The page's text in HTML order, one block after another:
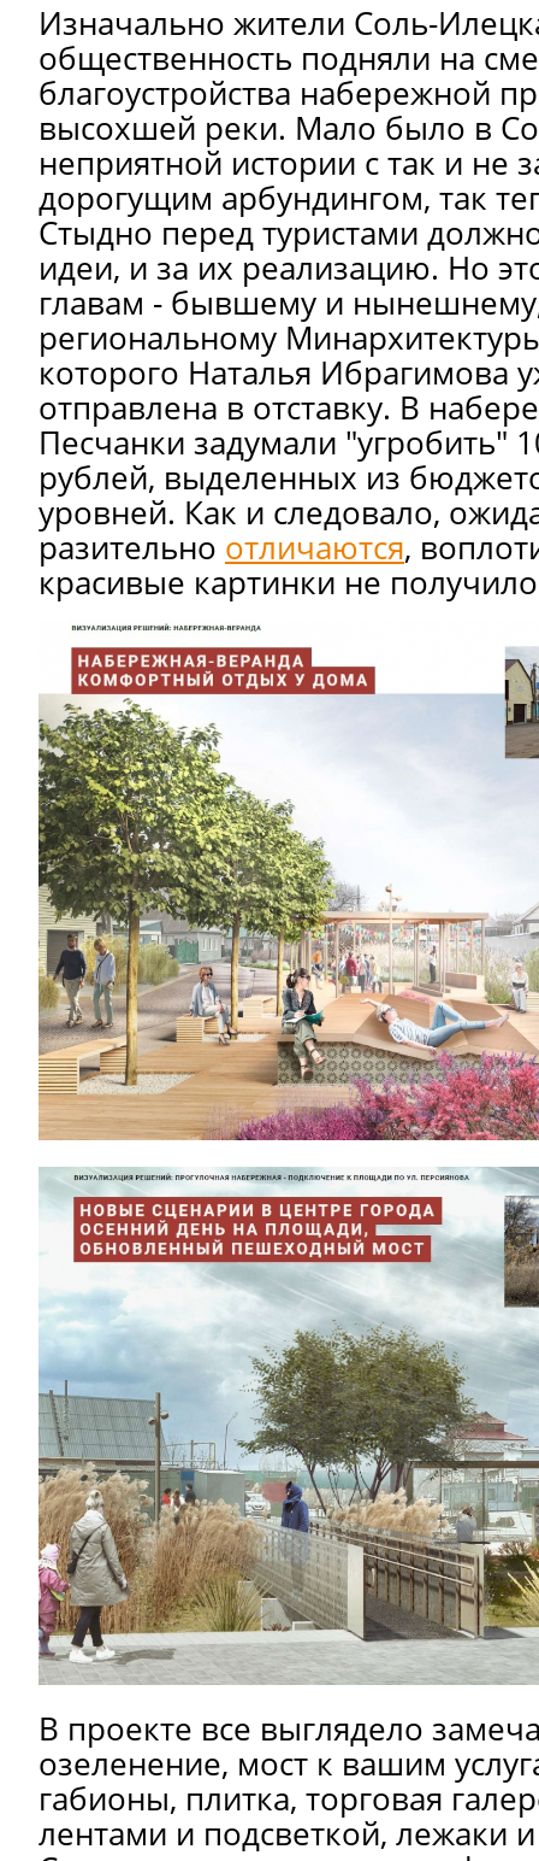
Изначально жители Соль-
общественность подняли на
благоустройства набережной
высохшей реки. Мало было в
неприятной истории с так и не
дорогущим арбундингом, так
Стыдно перед туристами
идеи, и за их реализацию. Но
главам - бывшему и
региональному
которого Наталья Ибрагимова
отправлена в отставку. В
Песчанки задумали "угробить"
рублей, выделенных из
уровней. Как и следовало,
разительно отличаются,
красивые картинки не
В проекте все выглядело
озеленение, мост к вашим
габионы, плитка, торговая
лентами и подсветкой, лежаки